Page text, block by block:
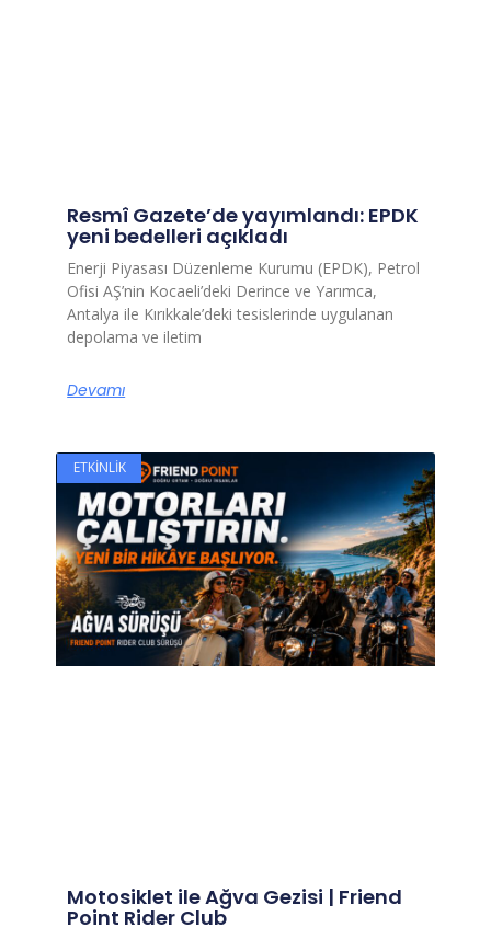
Resmî Gazete’de yayımlandı: EPDK
yeni bedelleri açıkladı
Enerji Piyasası Düzenleme Kurumu (EPDK), Petrol
Ofisi AŞ’nin Kocaeli’deki Derince ve Yarımca,
Antalya ile Kırıkkale’deki tesislerinde uygulanan
depolama ve iletim
Devamı
ETKINLIK
Motosiklet ile Ağva Gezisi | Friend
Point Rider Club